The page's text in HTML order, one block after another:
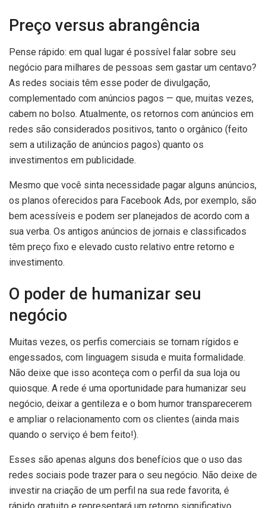
Preço versus abrangência
Pense rápido: em qual lugar é possível falar sobre seu
negócio para milhares de pessoas sem gastar um centavo?
As redes sociais têm esse poder de divulgação,
complementado com anúncios pagos — que, muitas vezes,
cabem no bolso. Atualmente, os retornos com anúncios em
redes são considerados positivos, tanto o orgânico (feito
sem a utilização de anúncios pagos) quanto os
investimentos em publicidade.
Mesmo que você sinta necessidade pagar alguns anúncios,
os planos oferecidos para Facebook Ads, por exemplo, são
bem acessíveis e podem ser planejados de acordo com a
sua verba. Os antigos anúncios de jornais e classificados
têm preço fixo e elevado custo relativo entre retorno e
investimento.
O poder de humanizar seu
negócio
Muitas vezes, os perfis comerciais se tornam rígidos e
engessados, com linguagem sisuda e muita formalidade.
Não deixe que isso aconteça com o perfil da sua loja ou
quiosque. A rede é uma oportunidade para humanizar seu
negócio, deixar a gentileza e o bom humor transparecerem
e ampliar o relacionamento com os clientes (ainda mais
quando o serviço é bem feito!).
Esses são apenas alguns dos benefícios que o uso das
redes sociais pode trazer para o seu negócio. Não deixe de
investir na criação de um perfil na sua rede favorita, é